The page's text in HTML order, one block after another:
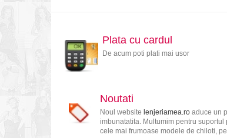
Plata cu cardul
De acum poti plati mai usor
Noutati
Noul website lenjeriamea.roaduce un
imbunatatita. Multumim pentru
cele mai frumoase modele de chiloti,